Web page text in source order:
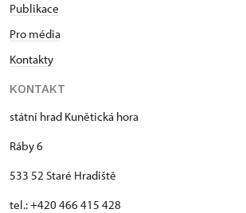
Publikace
Pro média
Kontakty
KONTAKT
státní hrad Kunětická hora
Ráby 6
533 52 Staré Hradiště
tel.: +420 466 415 428